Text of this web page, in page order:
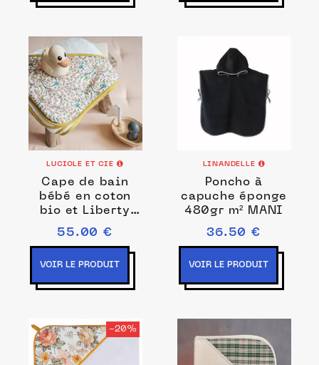
LUCIOLE ET CIE
Cape de bain
bébé en coton
bio et Liberty
Empress rose
55.00 €
VOIR LE PRODUIT
LINANDELLE
Poncho à
capuche éponge
480gr m² MANI
36.50 €
VOIR LE PRODUIT
-20%